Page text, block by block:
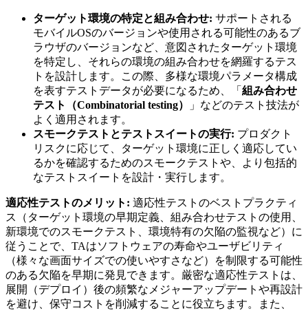
ターゲット環境の特定と組み合わせ: サポートされる
モバイルOSのバージョンや使用される可能性のあるブ
ラウザのバージョンなど、意図されたターゲット環境
を特定し、それらの環境の組み合わせを網羅するテス
トを設計します。この際、多様な環境パラメータ構成
を表すテストデータが必要になるため、「 組み合わせ
テスト（Combinatorial testing）
」などのテスト技法が
よく適用されます。
スモークテストとテストスイートの実行: プロダクト
リスクに応じて、ターゲット環境に正しく適応してい
るかを確認するためのスモークテストや、より包括的
なテストスイートを設計・実行します。
適応性テストのメリット: 適応性テストのベストプラクティ
ス（ターゲット環境の早期定義、組み合わせテストの使用、
新環境でのスモークテスト、環境特有の欠陥の監視など）に
従うことで、TAはソフトウェアの寿命やユーザビリティ
（様々な画面サイズでの使いやすさなど）を制限する可能性
のある欠陥を早期に発見できます。厳密な適応性テストは、
展開（デプロイ）後の頻繁なメジャーアップデートや再設計
を避け、保守コストを削減することに役立ちます。また、